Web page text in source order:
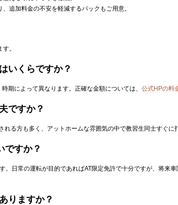
、追加料金の不安を軽減するパックもご用意。
。
いくらですか？
期によって異なります。正確な金額については、 公式HPの料
ですか？
る方も多く、アットホームな雰囲気の中で教習生同士すぐに
ですか？
。日常の運転が目的であればAT限定免許で十分ですが、将来
りますか？